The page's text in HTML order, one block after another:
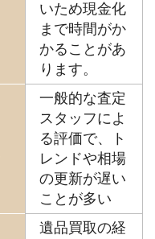
いため現金化
まで時間がか
かることがあ
ります。
一般的な査定
スタッフによ
る評価で、ト
レンドや相場
の更新が遅い
ことが多い
遺品買取の経